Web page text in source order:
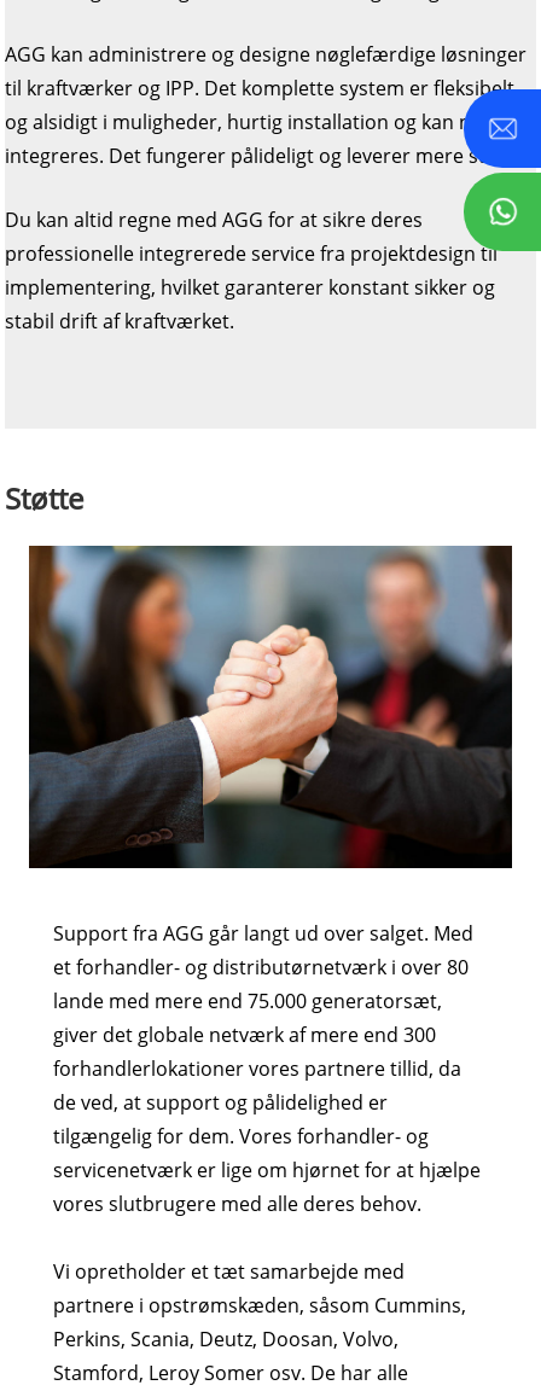
AGG kan administrere og designe nøglefærdige løsninger
til kraftværker og IPP. Det komplette system er fleksibelt
og alsidigt i muligheder, hurtig installation og kan nemt
integreres. Det fungerer pålideligt og leverer mere strøm.
Du kan altid regne med AGG for at sikre deres
professionelle integrerede service fra projektdesign til
implementering, hvilket garanterer konstant sikker og
stabil drift af kraftværket.
Støtte
Support fra AGG går langt ud over salget. Med
et forhandler- og distributørnetværk i over 80
lande med mere end 75.000 generatorsæt,
giver det globale netværk af mere end 300
forhandlerlokationer vores partnere tillid, da
de ved, at support og pålidelighed er
tilgængelig for dem. Vores forhandler- og
servicenetværk er lige om hjørnet for at hjælpe
vores slutbrugere med alle deres behov.
Vi opretholder et tæt samarbejde med
partnere i opstrømskæden, såsom Cummins,
Perkins, Scania, Deutz, Doosan, Volvo,
Stamford, Leroy Somer osv. De har alle